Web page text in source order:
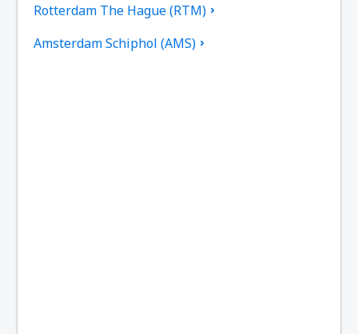
Rotterdam The Hague (RTM)
Amsterdam Schiphol (AMS)